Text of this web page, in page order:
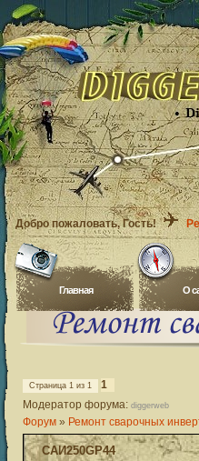
Добро пожаловать, Гость!
Главная O
Страница 1 из 1
1
Модератор форума: diggerweb
Форум » Ремонт сварочных
САИ250GP44